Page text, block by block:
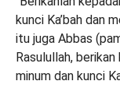
kunci Ka’bah dan
itu juga Abbas
Rasulullah,
minum dan kunci